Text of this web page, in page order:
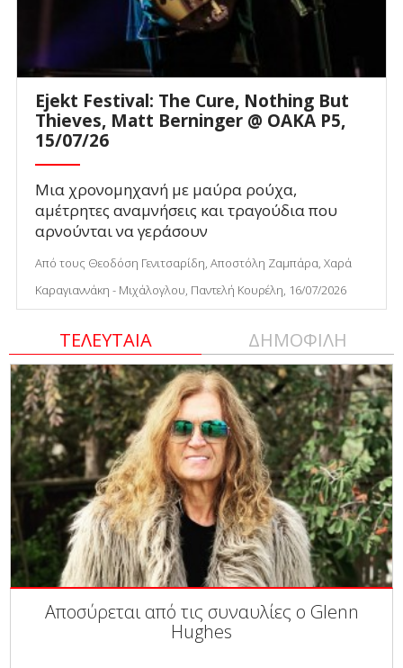
Ejekt Festival: The Cure, Nothing But
Thieves, Matt Berninger @ ΟΑΚΑ P5,
15/07/26
Μια χρονομηχανή με μαύρα ρούχα,
αμέτρητες αναμνήσεις και τραγούδια που
αρνούνται να γεράσουν
Από τους Θεοδόση Γενιτσαρίδη, Αποστόλη Ζαμπάρα, Χαρά
Καραγιαννάκη - Μιχάλογλου, Παντελή Κουρέλη, 16/07/2026
ΤΕΛΕΥΤΑΙΑ ΔΗΜΟΦΙΛΗ
Αποσύρεται από τις συναυλίες ο Glenn
Hughes